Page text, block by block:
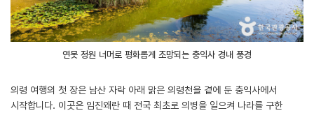
연못 정원 너머로 평화롭게 조망되는 충익사 경내 풍경
의령 여행의 첫 장은 남산 자락 아래 맑은 의령천을 곁에 둔 충익사에서
시작합니다. 이곳은 임진왜란 때 전국 최초로 의병을 일으켜 나라를 구한